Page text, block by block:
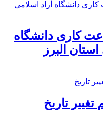
کاری دانشگاه
البرز
تغییر تاریخ